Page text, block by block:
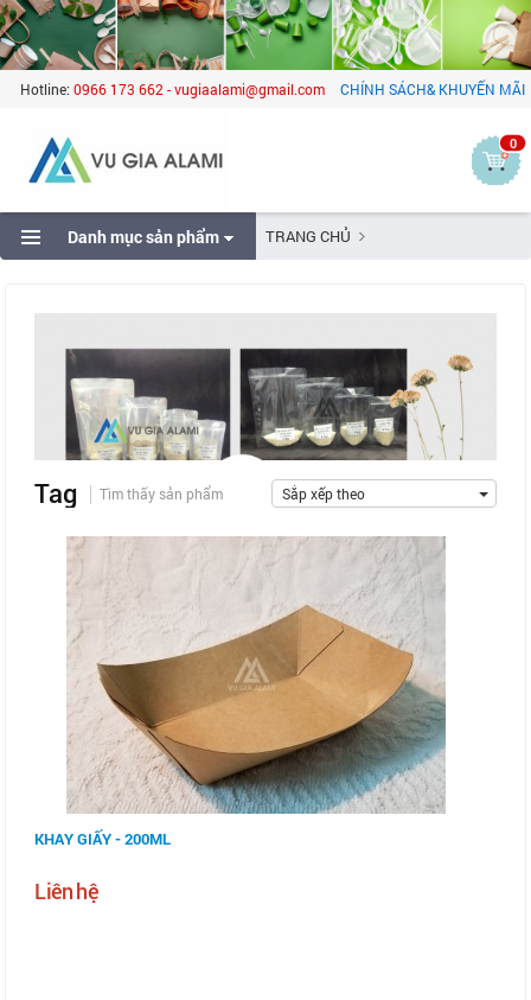
Hotline: 0966 173 662 - vugiaalami@gmail.com CHÍNH SÁCH& KHUYẾN MÃI
0
Danh mục sản phẩm TRANG CHỦ
Tag Tìm thấy sản phẩm Sắp xếp theo
KHAY GIẤY - 200ML
Liên hệ